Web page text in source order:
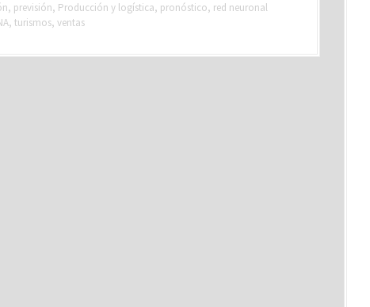
, previsión, Producción y logística, pronóstico, red neuronal
, turismos, ventas